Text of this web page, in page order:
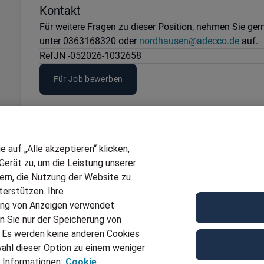
Kontakt
Für weitere Fragen zu dieser Position, nehmen Sie
unter 0363168320 oder nordhausen@adecco.deauf.
RefJN -052026-1032658
Für Job bewerben
auf „Alle akzeptieren“ klicken,
zu, um die Leistung unserer
die Nutzung der Website zu
Ihre
von Anzeigen verwendet
Sie nur der Speicherung von
werden keine anderen Cookies
dieser Option zu einem weniger